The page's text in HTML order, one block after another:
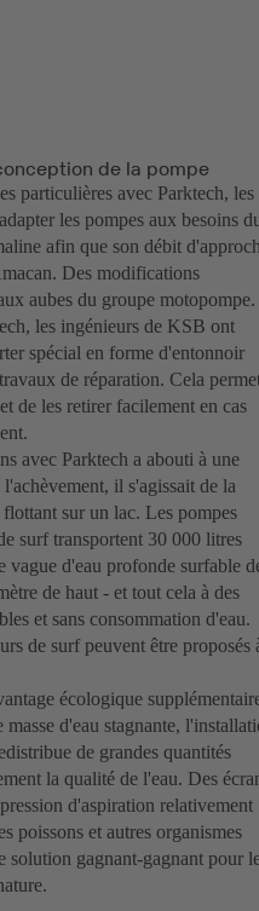
de la pompe
particulières avec Parktech, les
les pompes aux besoins
afin que son débit
Des modifications
aubes du groupe motopompe.
les ingénieurs de KSB ont
spécial en forme d'entonnoir
de réparation. Cela
de les retirer facilement en cas
avec Parktech a abouti à une
il s'agissait de la
sur un lac. Les pompes
surf transportent 30 000 litres
vague d'eau profonde surfable
de haut - et tout cela à des
et sans consommation d'eau.
de surf peuvent être proposés
écologique
d'eau stagnante,
de grandes quantités
la qualité de l'eau. Des
d'aspiration relativement
poissons et autres organismes
solution gagnant-gagnant pour